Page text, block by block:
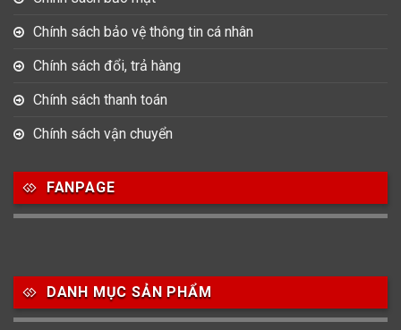
Chính sách bảo vệ thông tin cá nhân
Chính sách đổi, trả hàng
Chính sách thanh toán
Chính sách vận chuyển
FANPAGE
DANH MỤC SẢN PHẨM